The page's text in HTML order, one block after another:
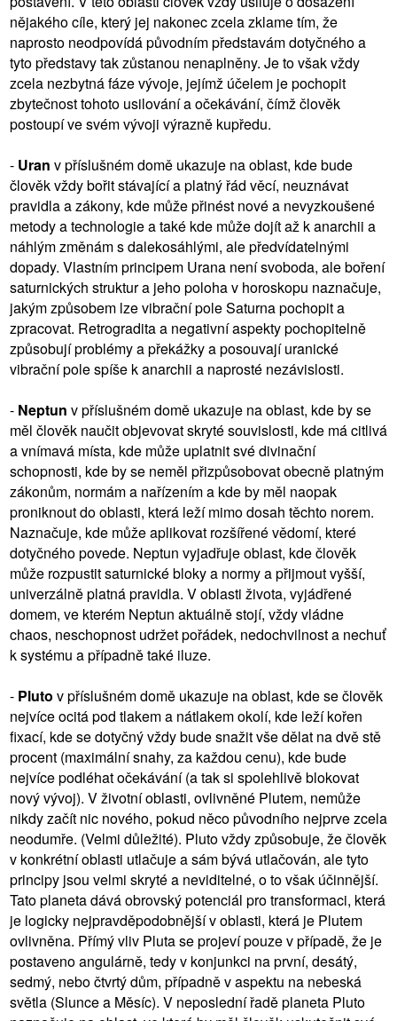
nějakého cíle, který jej nakonec zcela zklame tím, že
naprosto neodpovídá původním představám dotyčného a
tyto představy tak zůstanou nenaplněny. Je to však vždy
zcela nezbytná fáze vývoje, jejímž účelem je pochopit
zbytečnost tohoto usilování a očekávání, čímž člověk
postoupí ve svém vývoji výrazně kupředu.
- Uran v příslušném domě ukazuje na oblast, kde bude
člověk vždy bořit stávající a platný řád věcí, neuznávat
pravidla a zákony, kde může přinést nové a nevyzkoušené
metody a technologie a také kde může dojít až k anarchii a
náhlým změnám s dalekosáhlými, ale předvídatelnými
dopady. Vlastním principem Urana není svoboda, ale boření
saturnických struktur a jeho poloha v horoskopu naznačuje,
jakým způsobem lze vibrační pole Saturna pochopit a
zpracovat. Retrogradita a negativní aspekty pochopitelně
způsobují problémy a překážky a posouvají uranické
vibrační pole spíše k anarchii a naprosté nezávislosti.
- Neptun v příslušném domě ukazuje na oblast, kde by se
měl člověk naučit objevovat skryté souvislosti, kde má citlivá
a vnímavá místa, kde může uplatnit své divinační
schopnosti, kde by se neměl přizpůsobovat obecně platným
zákonům, normám a nařízením a kde by měl naopak
proniknout do oblasti, která leží mimo dosah těchto norem.
Naznačuje, kde může aplikovat rozšířené vědomí, které
dotyčného povede. Neptun vyjadřuje oblast, kde člověk
může rozpustit saturnické bloky a normy a přijmout vyšší,
univerzálně platná pravidla. V oblasti života, vyjádřené
domem, ve kterém Neptun aktuálně stojí, vždy vládne
chaos, neschopnost udržet pořádek, nedochvilnost a nechuť
k systému a případně také iluze.
- Pluto v příslušném domě ukazuje na oblast, kde se člověk
nejvíce ocitá pod tlakem a nátlakem okolí, kde leží kořen
fixací, kde se dotyčný vždy bude snažit vše dělat na dvě stě
procent (maximální snahy, za každou cenu), kde bude
nejvíce podléhat očekávání (a tak si spolehlivě blokovat
nový vývoj). V životní oblasti, ovlivněné Plutem, nemůže
nikdy začít nic nového, pokud něco původního nejprve zcela
neodumře. (Velmi důležité). Pluto vždy způsobuje, že člověk
v konkrétní oblasti utlačuje a sám bývá utlačován, ale tyto
principy jsou velmi skryté a neviditelné, o to však účinnější.
Tato planeta dává obrovský potenciál pro transformaci, která
je logicky nejpravděpodobnější v oblasti, která je Plutem
ovlivněna. Přímý vliv Pluta se projeví pouze v případě, že je
postaveno angulárně, tedy v konjunkci na první, desátý,
sedmý, nebo čtvrtý dům, případně v aspektu na nebeská
světla (Slunce a Měsíc). V neposlední řadě planeta Pluto